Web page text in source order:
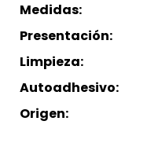
Medidas:
Presentación:
Limpieza:
Autoadhesivo:
Origen: